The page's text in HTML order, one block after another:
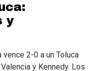
y
vence 2-0 a un Toluca
y Kennedy. Los